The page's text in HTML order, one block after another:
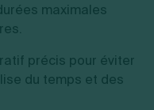
maximales
précis pour éviter
du temps et des